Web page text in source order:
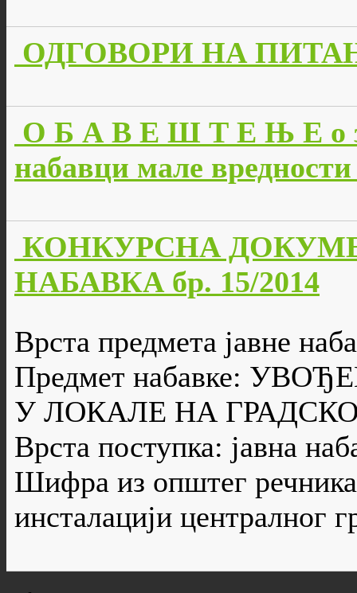
ОДГОВОРИ НА
О Б А В Е Ш Т Е Њ Е о
набавци мале вредности
КОНКУРСНА
НАБАВКА бр. 15/2014
Врста предмета јавне
Предмет набавке:
У ЛОКАЛЕ НА
Врста поступка: јавна
Шифра из општег
инсталацији централног